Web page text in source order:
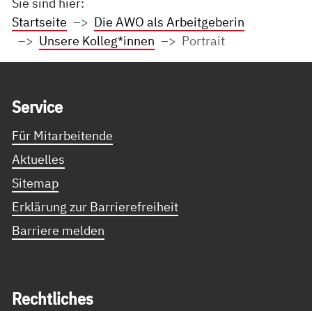
Startseite
Die AWO als Arbeitgeberin
Unsere Kolleg*innen
Portrait
Ser­vice
Für Mitarbeitende
Aktuelles
Sitemap
Erklärung zur Barrierefreiheit
Barriere melden
Recht­li­ches